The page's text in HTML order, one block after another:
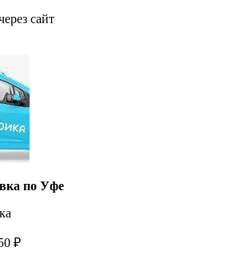
сайт
по Уфе
₽